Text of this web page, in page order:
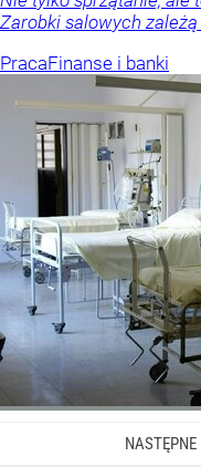
Zarobki salowych
PracaFinanse i banki